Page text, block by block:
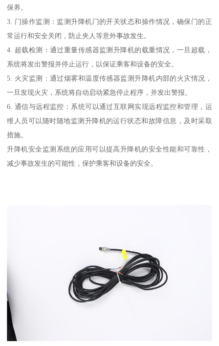
保养。
3. 门操作监测：监测升降机门的开关状态和操作情况，确保门的正
常运行和安全关闭，防止夹人等意外事故发生。
4. 超载检测：通过重量传感器监测升降机的载重情况，一旦超载，
系统将发出警报并停止运行，以保证乘客和设备的安全。
5. 火灾监测：通过烟雾和温度传感器监测升降机内部的火灾情况，
一旦发现火灾，系统将自动启动紧急停止程序，并发出警报。
6. 通信与远程监控：系统可以通过互联网实现远程监控和管理，运
维人员可以随时随地监测升降机的运行状态和故障信息，及时采取
措施。
升降机安全监测系统的应用可以提高升降机的安全性能和可靠性，
减少事故发生的可能性，保护乘客和设备的安全。